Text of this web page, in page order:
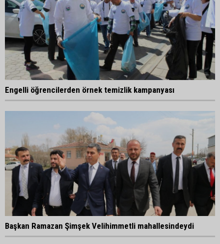
Engelli öğrencilerden örnek temizlik kampanyası
Başkan Ramazan Şimşek Velihimmetli mahallesindeydi